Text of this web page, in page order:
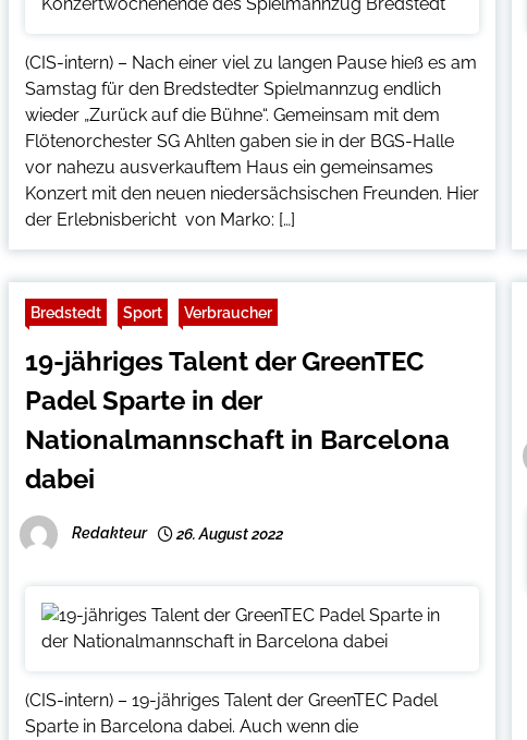
(CIS-intern) – Nach einer viel zu langen Pause hieß es am
Samstag für den Bredstedter Spielmannzug endlich
wieder „Zurück auf die Bühne“. Gemeinsam mit dem
Flötenorchester SG Ahlten gaben sie in der BGS-Halle
vor nahezu ausverkauftem Haus ein gemeinsames
Konzert mit den neuen niedersächsischen Freunden. Hier
der Erlebnisbericht von Marko: […]
Bredstedt Sport Verbraucher
19-jähriges Talent der GreenTEC
Padel Sparte in der
Nationalmannschaft in Barcelona
dabei
Redakteur 26. August 2022
(CIS-intern) – 19-jähriges Talent der GreenTEC Padel
Sparte in Barcelona dabei. Auch wenn die